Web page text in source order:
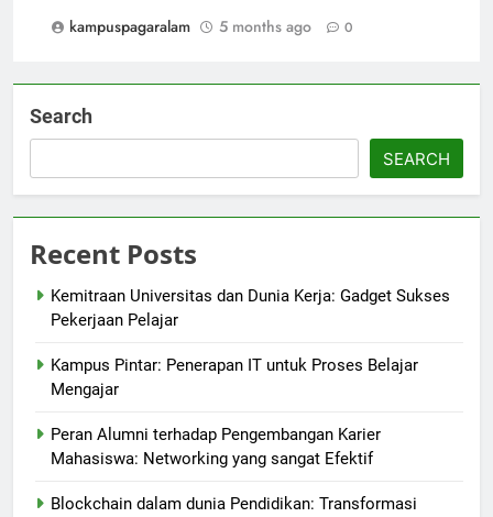
kampuspagaralam
5 months ago 0
Search
SEARCH
Recent Posts
Kemitraan Universitas dan Dunia Kerja: Gadget Sukses
Pekerjaan Pelajar
Kampus Pintar: Penerapan IT untuk Proses Belajar
Mengajar
Peran Alumni terhadap Pengembangan Karier
Mahasiswa: Networking yang sangat Efektif
Blockchain dalam dunia Pendidikan: Transformasi